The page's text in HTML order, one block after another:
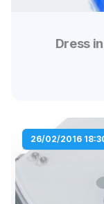
Dress
26/02/2016